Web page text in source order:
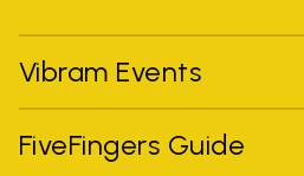
Vibram Events
FiveFingers Guide